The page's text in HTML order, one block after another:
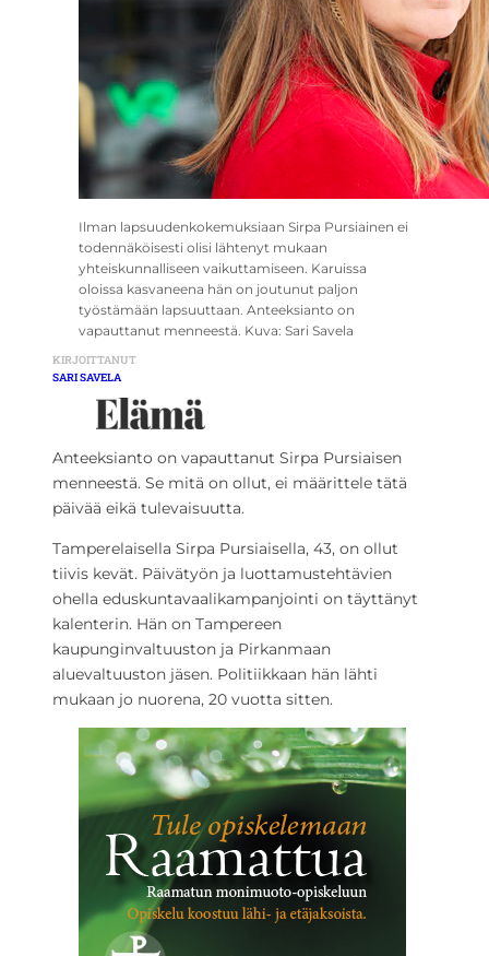
Ilman lapsuudenkokemuksiaan Sirpa Pursiainen ei
todennäköisesti olisi lähtenyt mukaan
yhteiskunnalliseen vaikuttamiseen. Karuissa
oloissa kasvaneena hän on joutunut paljon
työstämään lapsuuttaan. Anteeksianto on
vapauttanut menneestä. Kuva: Sari Savela
KIRJOITTANUT
SARI SAVELA
Anteeksianto on vapauttanut Sirpa Pursiaisen
menneestä. Se mitä on ollut, ei määrittele tätä
päivää eikä tulevaisuutta.
Tamperelaisella Sirpa Pursiaisella, 43, on ollut
tiivis kevät. Päivätyön ja luottamustehtävien
ohella eduskuntavaalikampanjointi on täyttänyt
kalenterin. Hän on Tampereen
kaupunginvaltuuston ja Pirkanmaan
aluevaltuuston jäsen. Politiikkaan hän lähti
mukaan jo nuorena, 20 vuotta sitten.